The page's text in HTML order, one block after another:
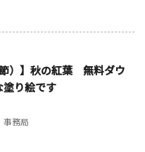
節）】秋の紅葉 無料ダウ
塗り絵です
事務局